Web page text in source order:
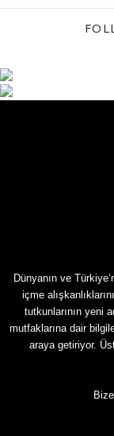
Dünyanın ve
içme
tutkunlarının yeni
mutfaklarına dair
araya getiriyor.